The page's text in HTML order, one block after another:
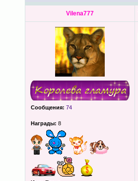
Vilena777
Сообщения: 74
Награды: 8